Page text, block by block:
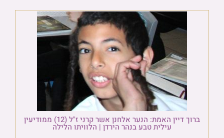
ברוך דיין האמת: הנער אלחנן אשר קרני ז"ל (12) ממודיעין
עילית טבע בנהר הירדן | הלוויתו הלילה